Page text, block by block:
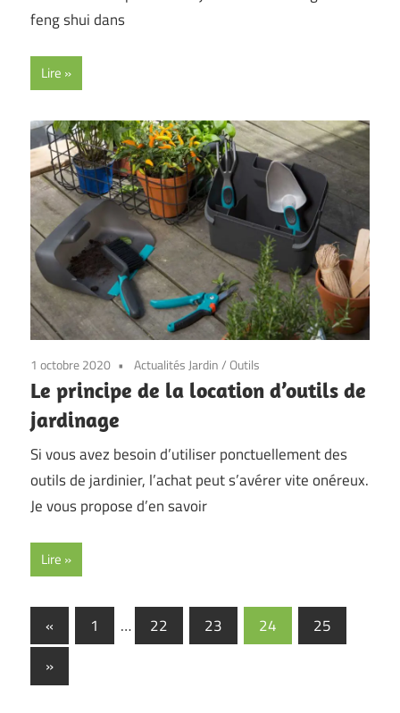
feng shui dans
Lire
1 octobre 2020 Actualités Jardin/Outils
Le principe de la location d’outils de
jardinage
Si vous avez besoin d’utiliser ponctuellement des
outils de jardinier, l’achat peut s’avérer vite onéreux.
Je vous propose d’en savoir
Lire
Pagination
des
publications
« Previous
Posts
1 … 22 23 24
25
Next
Posts
»